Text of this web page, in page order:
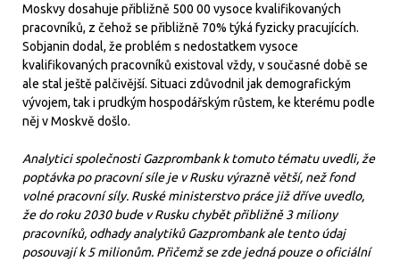
Moskvy dosahuje přibližně 500 00 vysoce kvalifikovaných
pracovníků, z čehož se přibližně 70% týká fyzicky pracujících.
Sobjanin dodal, že problém s nedostatkem vysoce
kvalifikovaných pracovníků existoval vždy, v současné době se
ale stal ještě palčivější. Situaci zdůvodnil jak demografickým
vývojem, tak i prudkým hospodářským růstem, ke kterému podle
něj v Moskvě došlo.
Analytici společnosti Gazprombank k tomuto tématu uvedli, že
poptávka po pracovní síle je v Rusku výrazně větší, než fond
volné pracovní síly. Ruské ministerstvo práce již dříve uvedlo,
že do roku 2030 bude v Rusku chybět přibližně 3 miliony
pracovníků, odhady analytiků Gazprombank ale tento údaj
posouvají k 5 milionům. Přičemž se zde jedná pouze o oficiální